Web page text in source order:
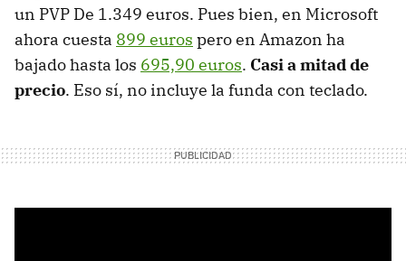
un PVP De 1.349 euros. Pues bien, en Microsoft
ahora cuesta 899 euros pero en Amazon ha
bajado hasta los 695,90 euros. Casi a mitad de
precio. Eso sí, no incluye la funda con teclado.